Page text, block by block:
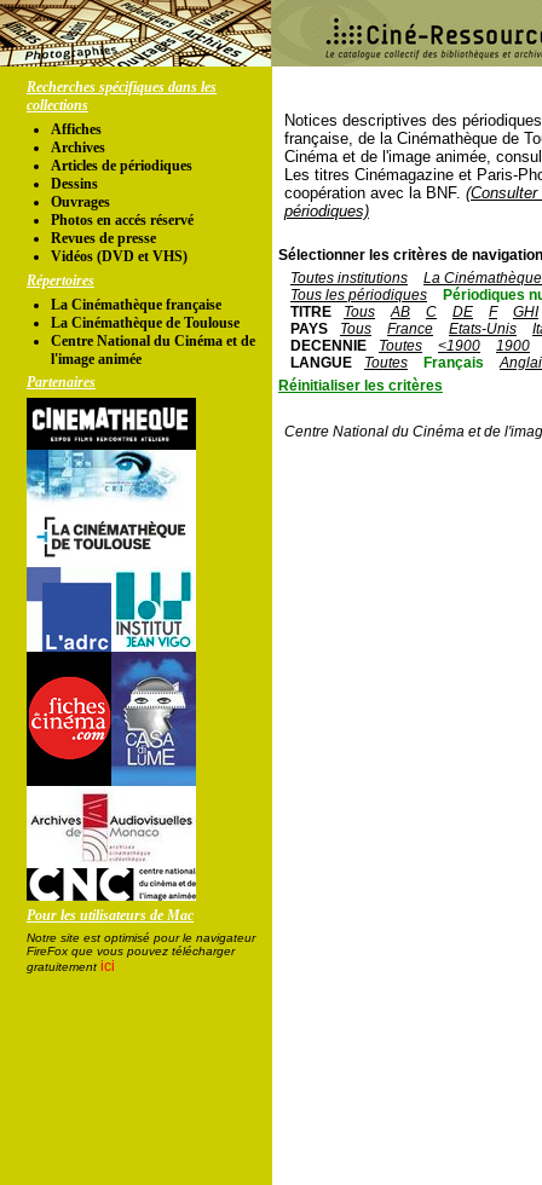
Recherches spécifiques dans les
collections
Affiches
Archives
Articles de périodiques
Dessins
Ouvrages
Photos en accés réservé
Revues de presse
Vidéos (DVD et VHS)
Répertoires
La Cinémathèque française
La Cinémathèque de Toulouse
Centre National du Cinéma et de
l'image animée
Partenaires
Pour les utilisateurs de Mac
Notre site est optimisé pour le navigateur
FireFox que vous pouvez télécharger
gratuitement ici
Notices descriptives des
française, de la Cinémathèque de
Cinéma et de l'image animée,
Les titres Cinémagazine et Paris-
coopération avec la BNF.
périodiques)
Sélectionner les critères de
Toutes institutions
La
Tous les périodiques
Périodiques
TITRE
Tous AB C DE F
GHI
PAYS
Tous France Etats-Unis
DECENNIE
Toutes <1900
1900
LANGUE
Toutes Français
Réinitialiser les critères
Centre National du Cinéma et de